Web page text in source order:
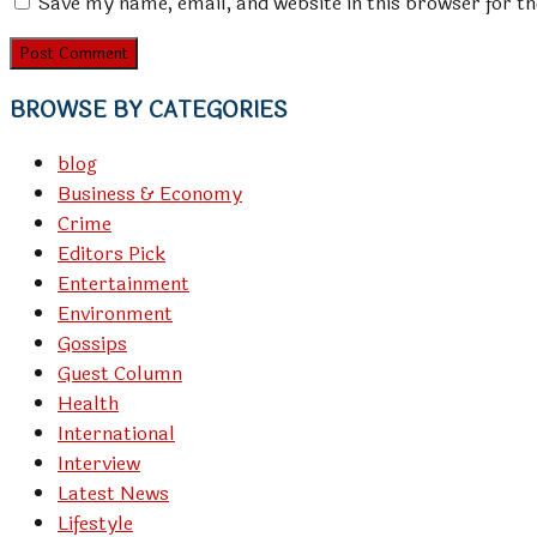
BROWSE BY CATEGORIES
blog
Business & Economy
Crime
Editors Pick
Entertainment
Environment
Gossips
Guest Column
Health
International
Interview
Latest News
Lifestyle